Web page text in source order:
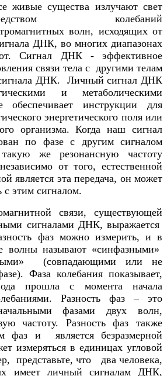
живые существа излучают свет
колебаний
волн, исходящих от
ДНК, во многих диапазонах
Сигнал ДНК - эффективное
связи тела с другими телам
ДНК. Личный сигнал ДНК
и метаболическими
инструкции для
энергетического поля или
организма. Когда наш сигнал
по фазе с другим сигналом
же резонансную частоту
от того, естественной
является эта передача, он может
с этим сигналом.
связи, существующей
сигналами ДНК, выражается
фаз можно измерить, и в
волны называют «синфазными»
(совпадающими или не
Фаза колебания показывает,
прошла с момента начала
Разность фаз – это
фазами двух волн,
частоту. Разность фаз также
фаз и является безразмерной
измеряться в единицах угловой
представьте, что два человека,
имеет личный сигналам ДНК,